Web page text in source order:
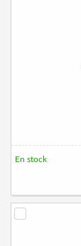
En stock